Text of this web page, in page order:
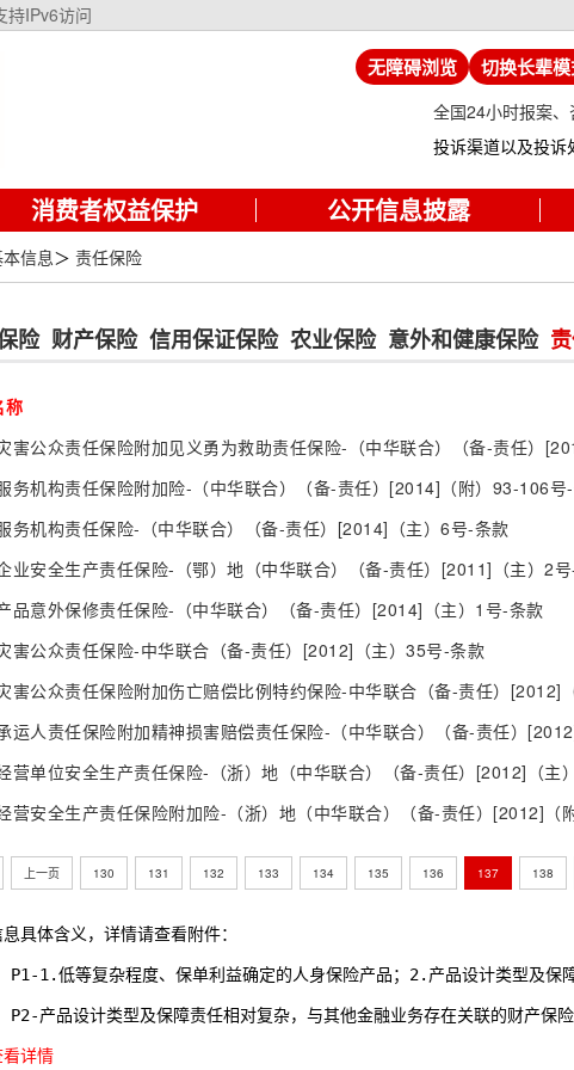
持IPv6访问
无障碍浏览 切换长辈
全国24小时报案
投诉渠道以及投诉
消费者权益保护 公开信息披露
信息＞ 责任保险
险 财产保险 信用保证保险 农业保险 意外和健康保险
称
害公众责任保险附加见义勇为救助责任保险-（中华联合）（备-责任）
务机构责任保险附加险-（中华联合）（备-责任）[2014]（附）93-106号
务机构责任保险-（中华联合）（备-责任）[2014]（主）6号-条款
业安全生产责任保险-（鄂）地（中华联合）（备-责任）[2011]（主）2
品意外保修责任保险-（中华联合）（备-责任）[2014]（主）1号-条款
害公众责任保险-中华联合（备-责任）[2012]（主）35号-条款
害公众责任保险附加伤亡赔偿比例特约保险-中华联合（备-责任）[2012]
运人责任保险附加精神损害赔偿责任保险-（中华联合）（备-责任）
营单位安全生产责任保险-（浙）地（中华联合）（备-责任）[2012]（主
营安全生产责任保险附加险-（浙）地（中华联合）（备-责任）[2012]（
上一页 130 131 132 133 134 135 136 137 138
具体含义，详情请查看附件：
P1-1.低等复杂程度、保单利益确定的人身保险产品；2.产品设计类型及保
P2-产品设计类型及保障责任相对复杂，与其他金融业务存在关联的财产保
看详情